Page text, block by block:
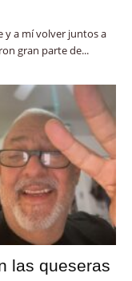
y a mí volver juntos a
gran parte de...
las queseras